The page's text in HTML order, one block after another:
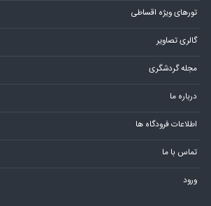
تورهای ویژه اقساطی
گالری تصاویر
مجله گردشگری
درباره ما
اطلاعات فرودگاه ها
تماس با ما
ورود